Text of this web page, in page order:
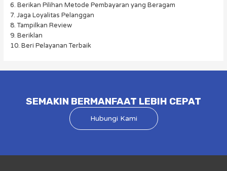
6. Berikan Pilihan Metode Pembayaran yang Beragam
7. Jaga Loyalitas Pelanggan
8. Tampilkan Review
9. Beriklan
10. Beri Pelayanan Terbaik
SEMAKIN BERMANFAAT LEBIH CEPAT
Hubungi Kami